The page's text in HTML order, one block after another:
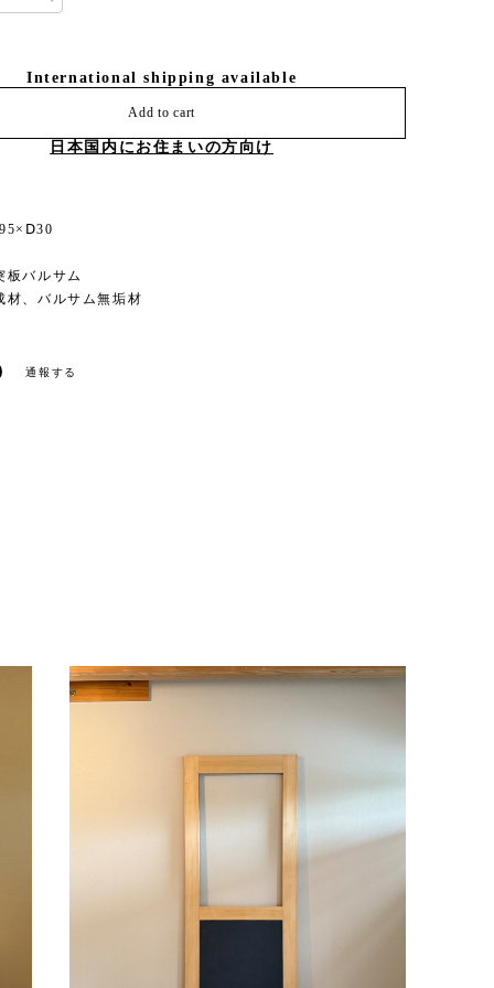
International shipping available
Add to cart
日本国内にお住まいの方向け
板バルサム
材、バルサム無垢材
通報する